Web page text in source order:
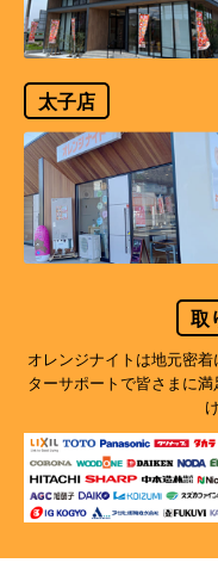
太子店
取
オレンジナイトは地元密
ターサポートで皆さまに満